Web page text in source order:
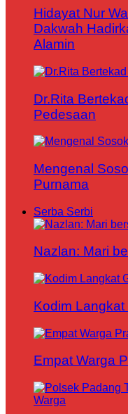
Hidayat Nur
Dakwah
Alamin
Dr.Rita
Pedesaan
Mengenal
Purnama
Serba Serbi
Nazlan: Mari
Kodim
Empat Warga